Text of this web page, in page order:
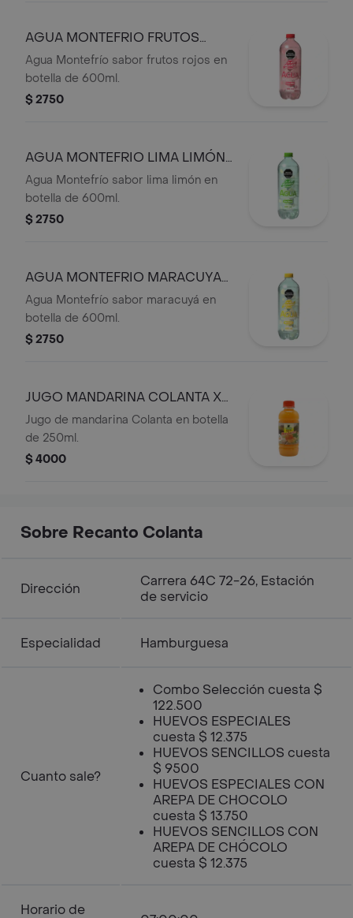
AGUA MONTEFRIO FRUTOS
ROJOS 600 ML
Agua Montefrío sabor frutos rojos en
botella de 600ml.
$ 2750
AGUA MONTEFRIO LIMA LIMÓN
600 ML
Agua Montefrío sabor lima limón en
botella de 600ml.
$ 2750
AGUA MONTEFRIO MARACUYA
600 ML
Agua Montefrío sabor maracuyá en
botella de 600ml.
$ 2750
JUGO MANDARINA COLANTA X
250ML
Jugo de mandarina Colanta en botella
de 250ml.
$ 4000
Sobre Recanto Colanta
Dirección
Carrera 64C 72-26, Estación
de servicio
Especialidad Hamburguesa
Cuanto sale?
Combo Selección cuesta $
122.500
HUEVOS ESPECIALES
cuesta $ 12.375
HUEVOS SENCILLOS cuesta
$ 9500
HUEVOS ESPECIALES CON
AREPA DE CHOCOLO
cuesta $ 13.750
HUEVOS SENCILLOS CON
AREPA DE CHÓCOLO
cuesta $ 12.375
Horario de